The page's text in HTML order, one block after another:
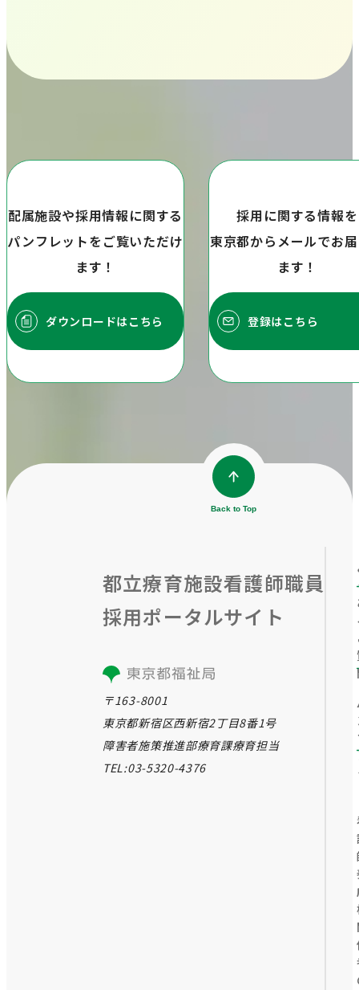
配属施設や採用情報に関する
パンフレットをご覧いただけ
ます！
ダウンロードはこちら
採用に関する情報を
東京都からメールでお
ます！
登録はこちら
都⽴療育施設看護師職員
採⽤ポータルサイト
〒163-8001
東京都新宿区西新宿2丁目8番1号
障害者施策推進部療育課療育担当
TEL:03-5320-4376
Back to Top